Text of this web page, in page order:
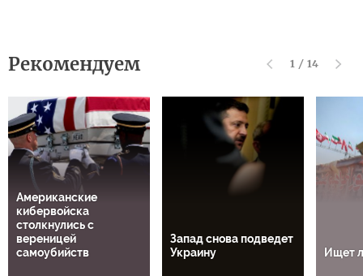
Рекомендуем 1 / 14
Американские
кибервойска
столкнулись с
вереницей
самоубийств
Запад снова подведет
Украину
Ищет